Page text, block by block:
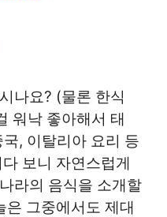
나요? (물론 한식
워낙 좋아해서 태
, 이탈리아 요리 등
보니 자연스럽게
라의 음식을 소개할
은 그중에서도 제대